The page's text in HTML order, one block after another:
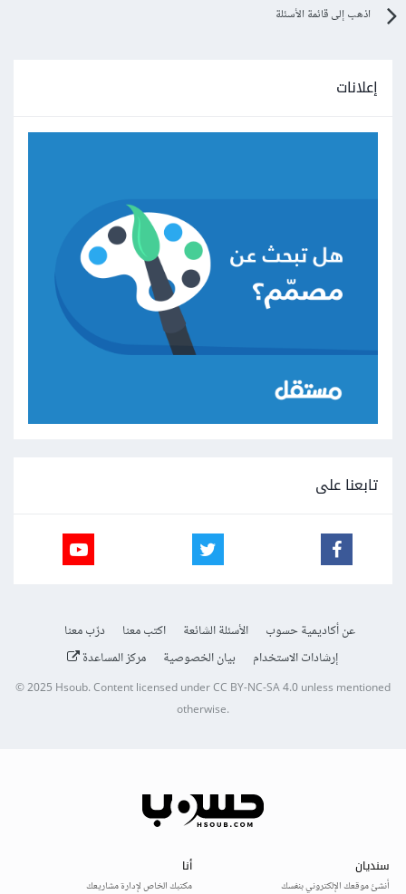
اذهب إلى قائمة الأسئلة
إعلانات
تابعنا على
عن أكاديمية حسوب الأسئلة الشائعة اكتب معنا
درّب معنا
إرشادات الاستخدام
بيان الخصوصية مركز المساعدة
© 2025Hsoub.Content licensed underCC BY-NC-SA 4.0unless mentioned
otherwise.